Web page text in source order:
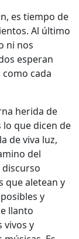
es tiempo de
Al último
ni nos
esperan
cada
herida de
lo que dicen de
de viva luz,
del
que aletean y
y
llanto
vivos y